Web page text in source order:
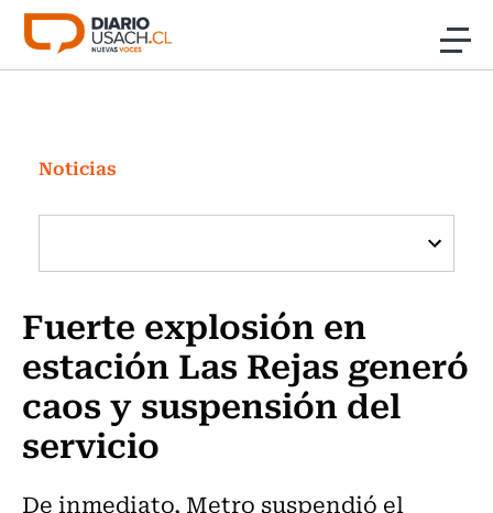
Click acá para ir directamente al contenido
Investigación
Cultura
Programas Radio y TV Usach
Noticias
Fuerte explosión en
estación Las Rejas generó
caos y suspensión del
servicio
De inmediato, Metro suspendió el